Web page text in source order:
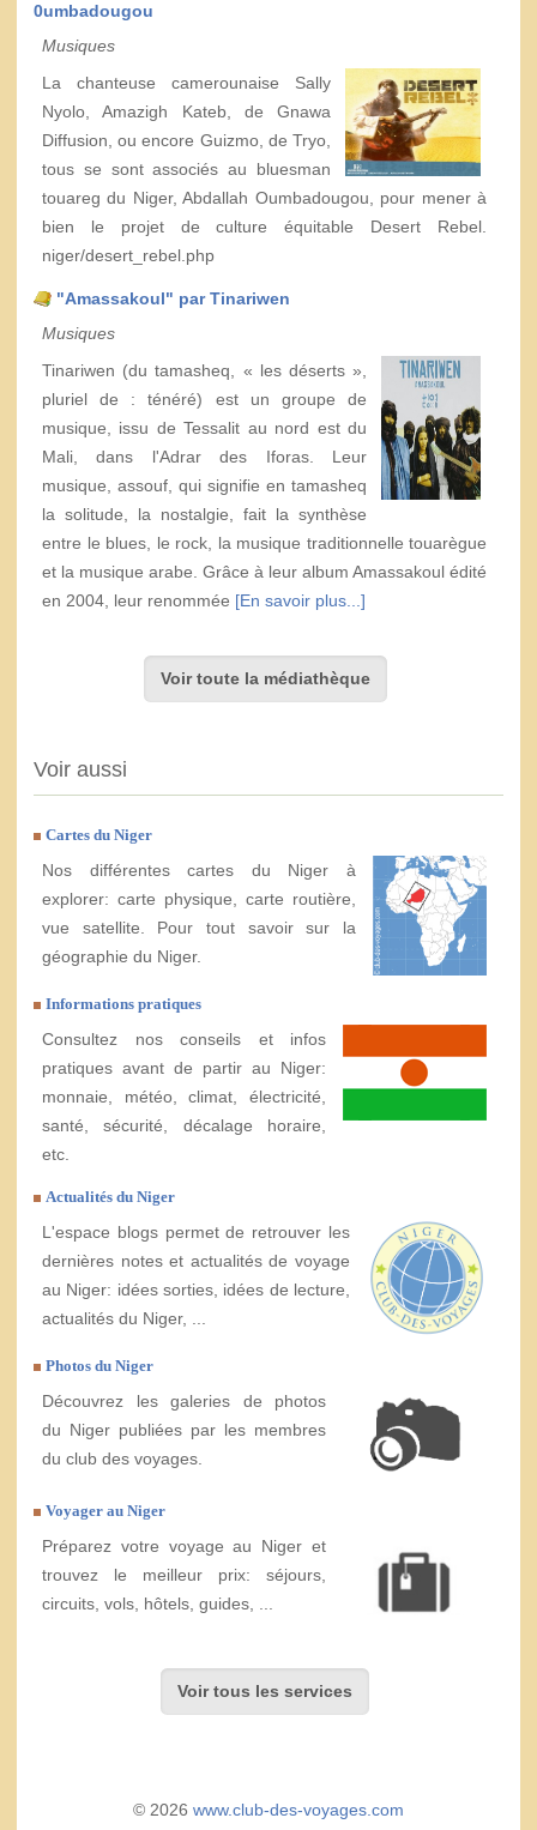
0umbadougou
Musiques
La chanteuse camerounaise Sally
Nyolo, Amazigh Kateb, de Gnawa
Diffusion, ou encore Guizmo, de Tryo,
tous se sont associés au bluesman
touareg du Niger, Abdallah Oumbadougou, pour mener à
bien le projet de culture équitable Desert Rebel.
niger/desert_rebel.php
"Amassakoul" par Tinariwen
Musiques
Tinariwen (du tamasheq, « les déserts »,
pluriel de : ténéré) est un groupe de
musique, issu de Tessalit au nord est du
Mali, dans l'Adrar des Iforas. Leur
musique, assouf, qui signifie en tamasheq
la solitude, la nostalgie, fait la synthèse
entre le blues, le rock, la musique traditionnelle touarègue
et la musique arabe. Grâce à leur album Amassakoul édité
en 2004, leur renommée [En savoir plus...]
Voir toute la médiathèque
Voir aussi
Cartes du Niger
Nos différentes cartes du Niger à
explorer: carte physique, carte routière,
vue satellite. Pour tout savoir sur la
géographie du Niger.
Informations pratiques
Consultez nos conseils et infos
pratiques avant de partir au Niger:
monnaie, météo, climat, électricité,
santé, sécurité, décalage horaire,
etc.
Actualités du Niger
L'espace blogs permet de retrouver les
dernières notes et actualités de voyage
au Niger: idées sorties, idées de lecture,
actualités du Niger, ...
Photos du Niger
Découvrez les galeries de photos
du Niger publiées par les membres
du club des voyages.
Voyager au Niger
Préparez votre voyage au Niger et
trouvez le meilleur prix: séjours,
circuits, vols, hôtels, guides, ...
Voir tous les services
© 2026 www.club-des-voyages.com